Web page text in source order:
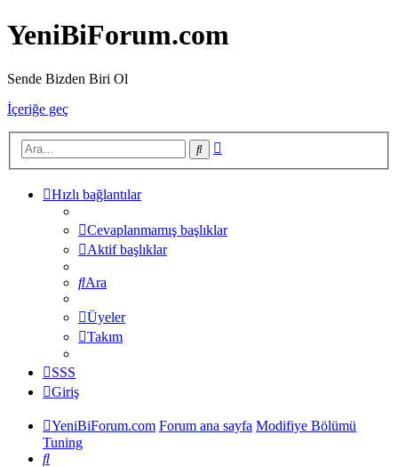
YeniBiForum.com
Sende Bizden Biri Ol
İçeriğe geç
Ara
Hızlı bağlantılar
Cevaplanmamış başlıklar
Aktif başlıklar
Ara
Üyeler
Takım
SSS
Giriş
YeniBiForum.com Forum ana sayfa Modifiye Bölümü
Tuning
Ara